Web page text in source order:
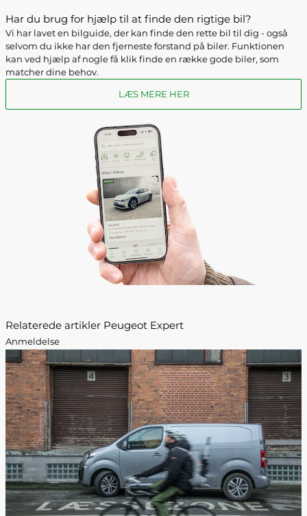
Har du brug for hjælp til at finde den rigtige bil?
Vi har lavet en bilguide, der kan finde den rette bil til dig - også
selvom du ikke har den fjerneste forstand på biler. Funktionen
kan ved hjælp af nogle få klik finde en række gode biler, som
matcher dine behov.
LÆS MERE HER
Relaterede artikler Peugeot Expert
Anmeldelse